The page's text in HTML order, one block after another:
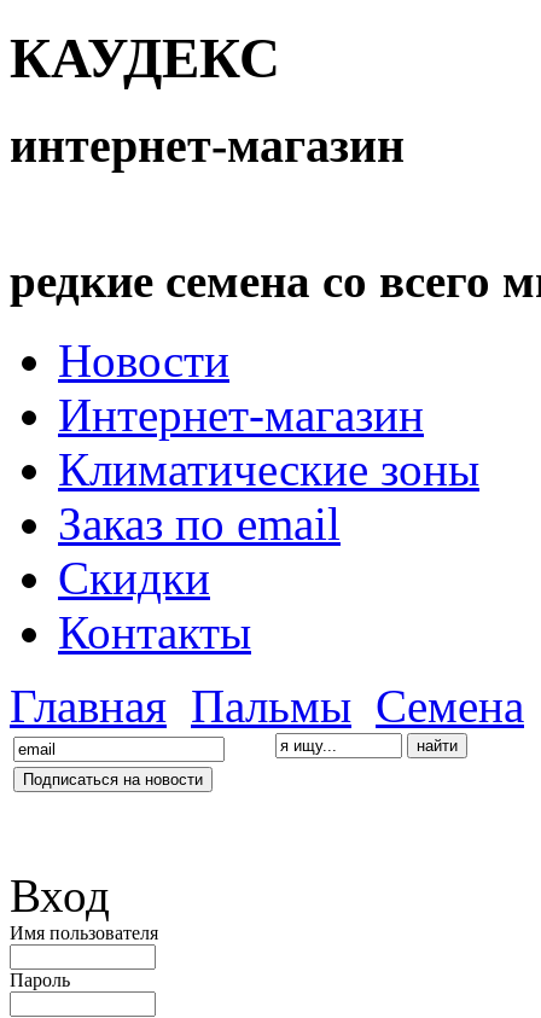
КАУДЕКС
интернет-магазин
редкие семена со всего
Новости
Интернет-магазин
Климатические зоны
Заказ по email
Скидки
Контакты
Главная Пальмы Семена
Вход
Имя пользователя
Пароль